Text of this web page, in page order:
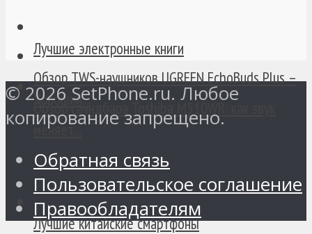
Лучшие электронные книги
Лучшие китайские смартфоны
Обзор TWS-наушников UGREEN EchoBuds Plus –
Хороший...
меняет...
© 2026 SetPhone.ru. Любое
копирование запрещено.
Обратная связь
Пользовательское соглашение
Правообладателям